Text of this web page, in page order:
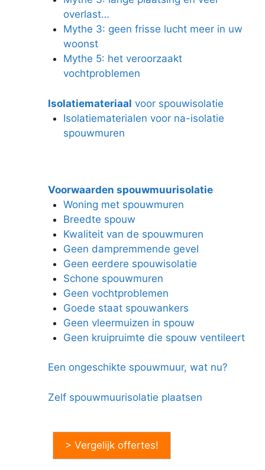
overlast…
Mythe 3: geen frisse lucht meer in uw
woonst
Mythe 5: het veroorzaakt
vochtproblemen
Isolatiemateriaal voor spouwisolatie
Isolatiematerialen voor na-isolatie
spouwmuren
Voorwaarden spouwmuurisolatie
Woning met spouwmuren
Breedte spouw
Kwaliteit van de spouwmuren
Geen dampremmende gevel
Geen eerdere spouwisolatie
Schone spouwmuren
Geen vochtproblemen
Goede staat spouwankers
Geen vleermuizen in spouw
Geen kruipruimte die spouw ventileert
Een ongeschikte spouwmuur, wat nu?
Zelf spouwmuurisolatie plaatsen
> Vergelijk offertes!